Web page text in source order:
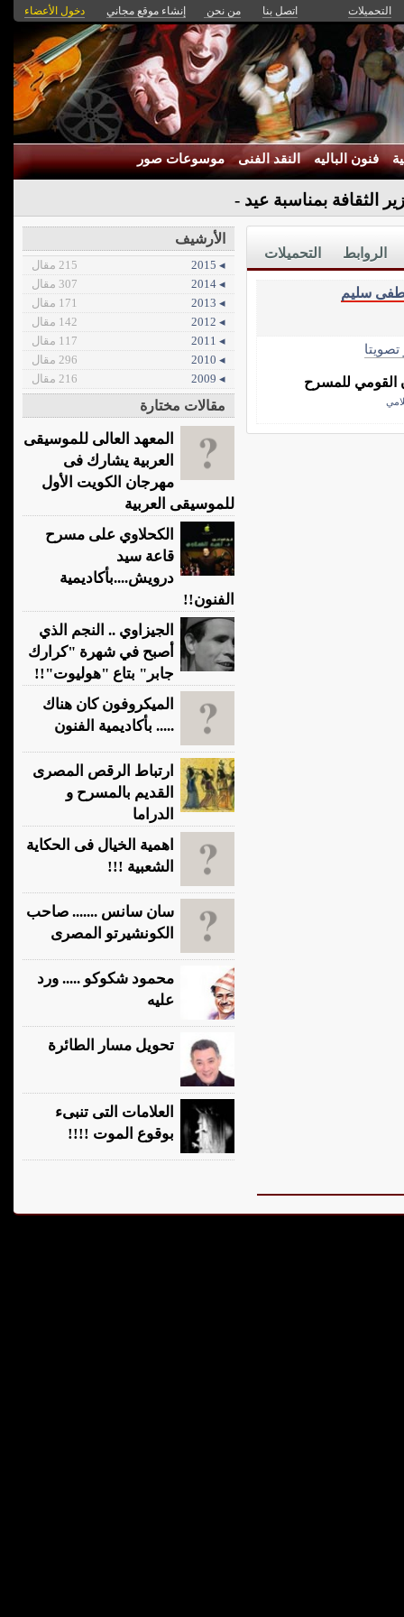
التحميلات اتصل بنا من نحن إنشاء موقع مجاني دخول الأعضاء
فنون الباليه النقد الفنى موسوعات صور
الثقافة بمناسبة عيد الأضحى
التحميلات الروابط
سليم
تصويتا
القومي للمسرح
الأرشيف
◂ 2015
215 مقال
◂ 2014
307 مقال
◂ 2013
171 مقال
◂ 2012
142 مقال
◂ 2011
117 مقال
◂ 2010
296 مقال
◂ 2009
216 مقال
مقالات مختارة
المعهد العالى للموسيقى
العربية يشارك فى
مهرجان الكويت الأول
للموسيقى العربية
الكحلاوي على مسرح
قاعة سيد
درويش....بأكاديمية
الفنون!!
الجيزاوي .. النجم الذي
أصبح في شهرة "كرارك
جابر" بتاع "هوليوت"!!
الميكروفون كان هناك
..... بأكاديمية الفنون
ارتباط الرقص المصرى
القديم بالمسرح و
الدراما
اهمية الخيال فى الحكاية
الشعبية !!!
سان سانس ....... صاحب
الكونشيرتو المصرى
محمود شكوكو ..... ورد
عليه
تحويل مسار الطائرة
العلامات التى تنبىء
بوقوع الموت !!!!